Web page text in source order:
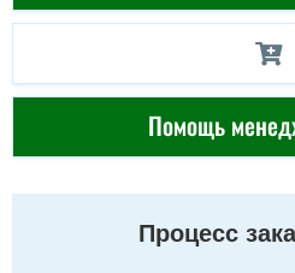
Помощь
Процесс